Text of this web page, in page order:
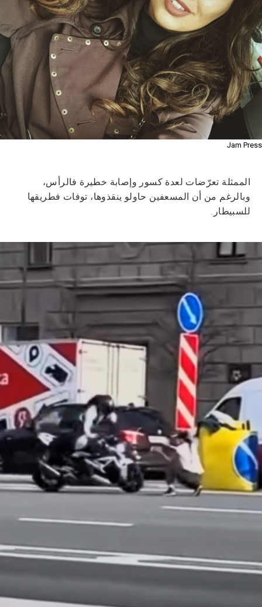
Jam Press
الممثلة تعرّضات لعدة كسور وإصابة خطيرة فالرأس،
وبالرغم من أن المسعفين حاولو ينقذوها، توفات فطريقها
للسبيطار.